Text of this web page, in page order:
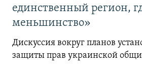
единственный регион,
меньшинство»
Дискуссия вокруг планов
защиты прав украинской